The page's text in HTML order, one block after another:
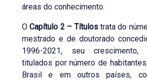
áreas do conhecimento.
OCapítulo 2 – Títulostrata do
mestrado e de doutorado
1996-2021, seu crescimento,
titulados por número de
Brasil e em outros países,